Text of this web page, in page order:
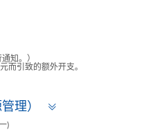
知。）
而引致的额外开支。
理）
)